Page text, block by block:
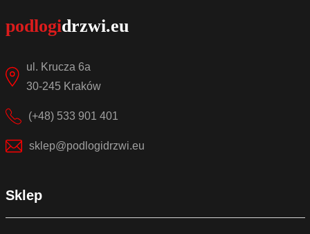
ul. Krucza 6a
30-245 Kraków
(+48) 533 901 401
sklep@podlogidrzwi.eu
Sklep